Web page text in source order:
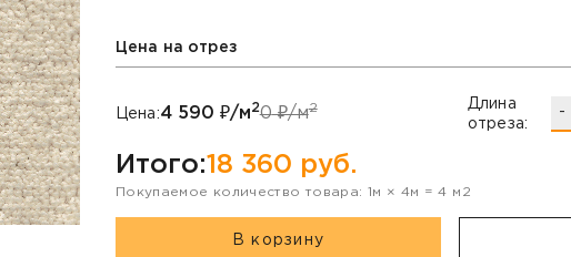
Цена на отрез
Цена:4 590 ₽/м20₽/м2
Длина
отреза:
-
Итого:18 360 руб.
Покупаемое количество товара: 1 м × 4м =4 м2
В корзину